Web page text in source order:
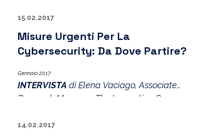
15.02.2017
Misure Urgenti Per La
Cybersecurity: Da Dove Partire?
Gennaio 2017
INTERVISTA di Elena Vaciago, Associate
Research Manager, The Innovation Group a
Department, ENAV
14.02.2017